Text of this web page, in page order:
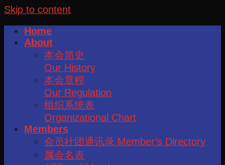
Skip to content
Home
About
本会简史
Our History
本会章程
Our Regulation
组织系统表
Organizational Chart
Members
会员社团通讯录 Member’s Directory
属会名表